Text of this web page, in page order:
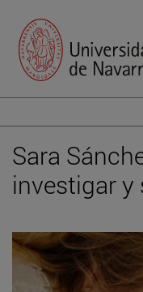
Sara
investigar y